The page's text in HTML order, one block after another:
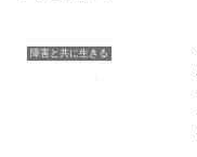
障害と共に生きる